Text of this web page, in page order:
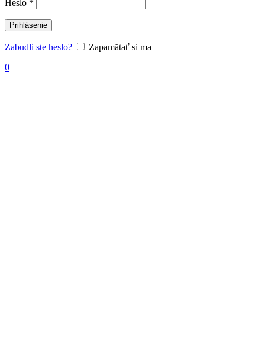
Heslo *
Prihlásenie
Zabudli ste heslo?
Zapamätať si ma
0